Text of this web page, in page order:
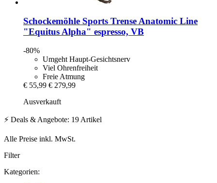
Schockemöhle Sports Trense Anatomic Line
"Equitus Alpha" espresso, VB
-80%
Umgeht Haupt-Gesichtsnerv
Viel Ohrenfreiheit
Freie Atmung
€ 55,99 € 279,99
Ausverkauft
⚡ Deals & Angebote: 19 Artikel
Alle Preise inkl. MwSt.
Filter
Kategorien: